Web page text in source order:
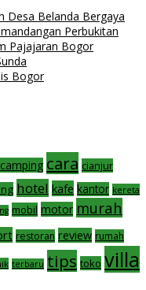
Desa Belanda Bergaya
Perbukitan
Pajajaran Bogor
Bogor
camping cara cianjur
hotel kafe kantor kereta
mobil motor murah
restoran review rumah
terbaru tips toko villa